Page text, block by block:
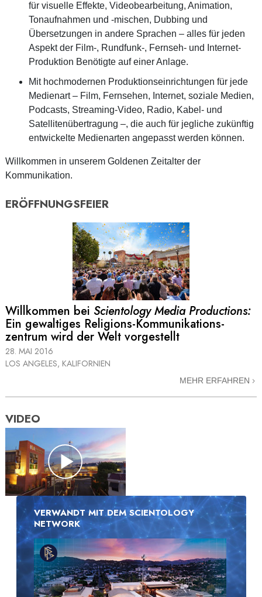
für visuelle Effekte, Videobearbeitung, Animation,
Tonaufnahmen und -mischen, Dubbing und
Übersetzungen in andere Sprachen – alles für jeden
Aspekt der Film-, Rundfunk-, Fernseh- und Internet-
Produktion Benötigte auf einer Anlage.
Mit hochmodernen Produktionseinrichtungen für jede
Medienart – Film, Fernsehen, Internet, soziale Medien,
Podcasts, Streaming-Video, Radio, Kabel- und
Satellitenübertragung –, die auch für jegliche zukünftig
entwickelte Medienarten angepasst werden können.
Willkommen in unserem Goldenen Zeitalter der
Kommunikation.
ERÖFFNUNGSFEIER
Willkommen bei Scientology Media Productions:
Ein gewaltiges Religions-Kommunikations­
zentrum wird der Welt vorgestellt
28. MAI 2016
LOS ANGELES, KALIFORNIEN
MEHR ERFAHREN
VIDEO
VERWANDT MIT DEM SCIENTOLOGY
NETWORK